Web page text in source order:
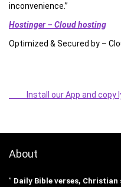
inconvenience.”
Hostinger – Cloud hosting
Optimized & Secured by –
Install our App and copy
About
” Daily Bible verses,